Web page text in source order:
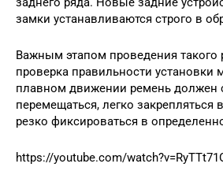
замки устанавливаются строго в
Важным этапом проведения такого
проверка правильности установки
плавном движении ремень должен
перемещаться, легко закрепляться
резко фиксироваться в
https://youtube.com/